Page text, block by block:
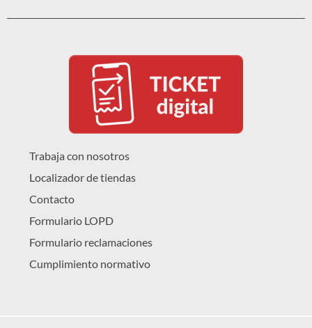
Trabaja con nosotros
Localizador de tiendas
Contacto
Formulario LOPD
Formulario reclamaciones
Cumplimiento normativo